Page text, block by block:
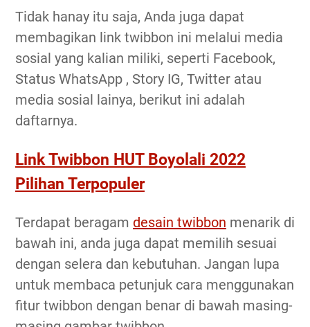
Tidak hanay itu saja, Anda juga dapat
membagikan link twibbon ini melalui media
sosial yang kalian miliki, seperti Facebook,
Status WhatsApp , Story IG, Twitter atau
media sosial lainya, berikut ini adalah
daftarnya.
Link Twibbon HUT Boyolali 2022
Pilihan Terpopuler
Terdapat beragam desain twibbon menarik di
bawah ini, anda juga dapat memilih sesuai
dengan selera dan kebutuhan. Jangan lupa
untuk membaca petunjuk cara menggunakan
fitur twibbon dengan benar di bawah masing-